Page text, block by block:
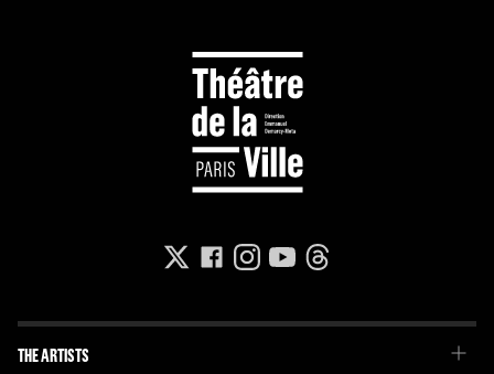
THE ARTISTS